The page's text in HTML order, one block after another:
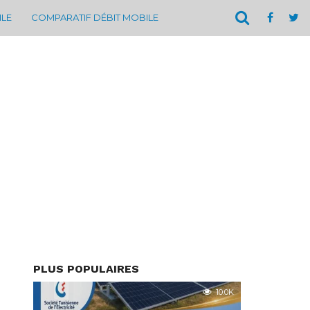
COMPARATIF DÉBIT MOBILE
PLUS POPULAIRES
10.0K